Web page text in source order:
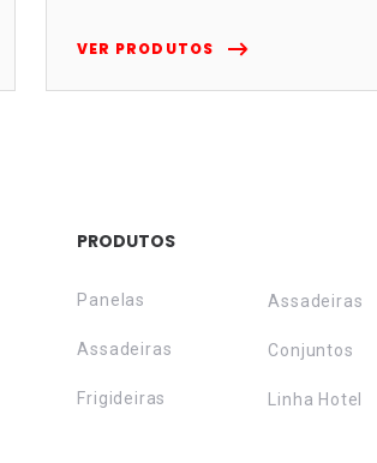
VER PRODUTOS
PRODUTOS
Panelas
Assadeiras
Frigideiras
Assadeiras
Conjuntos
Linha Hotel